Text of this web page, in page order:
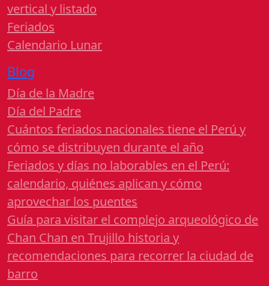
vertical y listado
Feriados
Calendario Lunar
Blog
Día de la Madre
Día del Padre
Cuántos feriados nacionales tiene el Perú y
cómo se distribuyen durante el año
Feriados y días no laborables en el Perú:
calendario, quiénes aplican y cómo
aprovechar los puentes
Guía para visitar el complejo arqueológico de
Chan Chan en Trujillo historia y
recomendaciones para recorrer la ciudad de
barro